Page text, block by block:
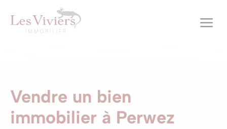
a
Vendre un bien
immobilier à Perwez